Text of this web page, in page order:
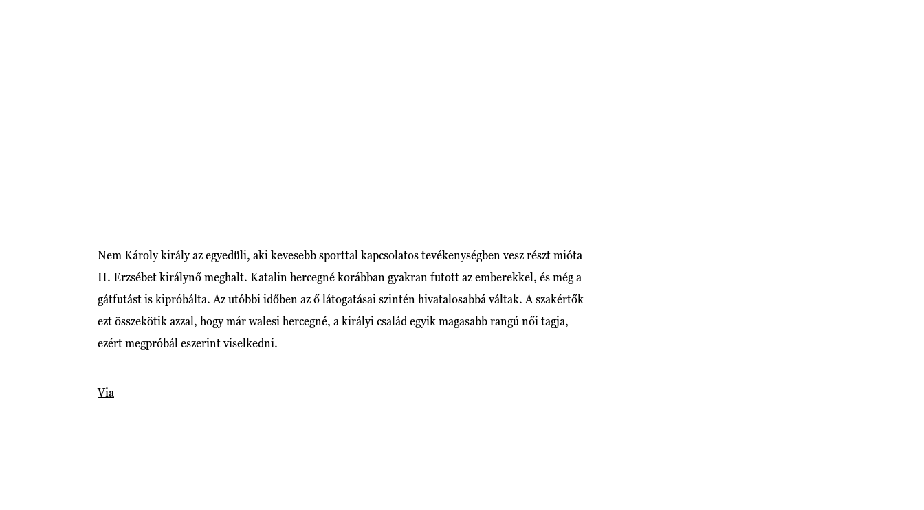
Nem Károly király az egyedüli, aki kevesebb sporttal kapcsolatos tevékenységben vesz részt mióta
II. Erzsébet királynő meghalt. Katalin hercegné korábban gyakran futott az emberekkel, és még a
gátfutást is kipróbálta. Az utóbbi időben az ő látogatásai szintén hivatalosabbá váltak. A szakértők
ezt összekötik azzal, hogy már walesi hercegné, a királyi család egyik magasabb rangú női tagja,
ezért megpróbál eszerint viselkedni.
Via